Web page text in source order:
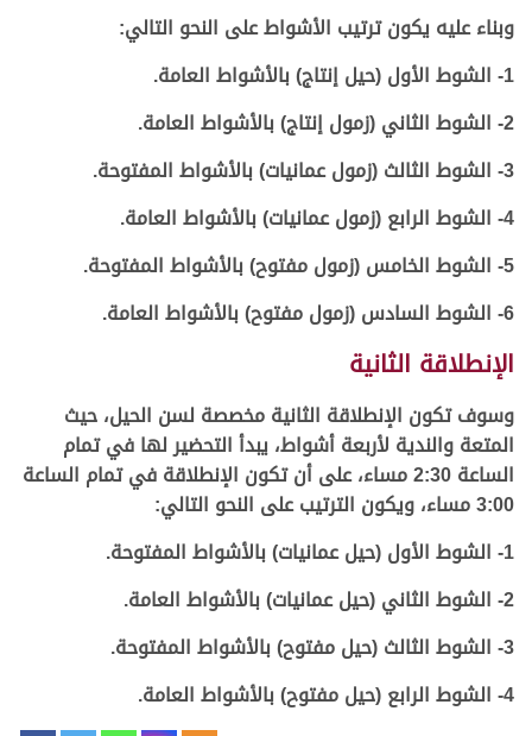
وبناء عليه يكون ترتيب الأشواط على النحو التالي:
1- الشوط الأول (حيل إنتاج) بالأشواط العامة.
2- الشوط الثاني (زمول إنتاج) بالأشواط العامة.
3- الشوط الثالث (زمول عمانيات) بالأشواط المفتوحة.
4- الشوط الرابع (زمول عمانيات) بالأشواط العامة.
5- الشوط الخامس (زمول مفتوح) بالأشواط المفتوحة.
6- الشوط السادس (زمول مفتوح) بالأشواط العامة.
الإنطلاقة الثانية
وسوف تكون الإنطلاقة الثانية مخصصة لسن الحيل، حيث
المتعة والندية لأربعة أشواط، يبدأ التحضير لها في تمام
الساعة 2:30 مساء، على أن تكون الإنطلاقة في تمام الساعة
3:00 مساء، ويكون الترتيب على النحو التالي:
1- الشوط الأول (حيل عمانيات) بالأشواط المفتوحة.
2- الشوط الثاني (حيل عمانيات) بالأشواط العامة.
3- الشوط الثالث (حيل مفتوح) بالأشواط المفتوحة.
4- الشوط الرابع (حيل مفتوح) بالأشواط العامة.